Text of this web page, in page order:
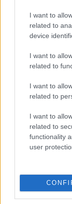
I want to
related to
device
I want to
related to
I want to
related to
I want to
related to
functionality
user
Aki szeret a
azzal az állítással,
legfontosabbak